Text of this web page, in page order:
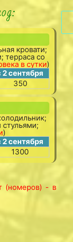
кровати;
терраса со
в сутки)
2 сентября
350
)
2 сентября
1300
(номеров) - в